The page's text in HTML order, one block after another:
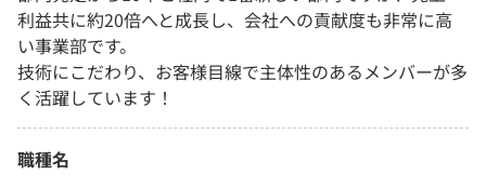
利益共に約20倍へと成長し、会社への貢献度も非常に高
い事業部です。
技術にこだわり、お客様目線で主体性のあるメンバーが多
く活躍しています！
職種名